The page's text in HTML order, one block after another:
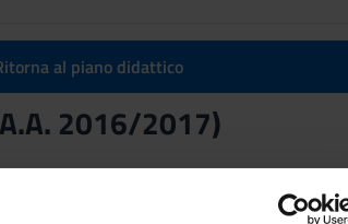
al piano didattico
2016/2017)